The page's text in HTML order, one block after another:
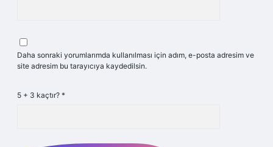
Daha sonraki yorumlarımda kullanılması için adım, e-posta adresim ve
site adresim bu tarayıcıya kaydedilsin.
5 + 3 kaçtır? *